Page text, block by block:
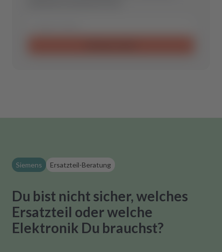
Siemens Ersatzteil-Beratung
Du bist nicht sicher, welches
Ersatzteil oder welche
Elektronik Du brauchst?